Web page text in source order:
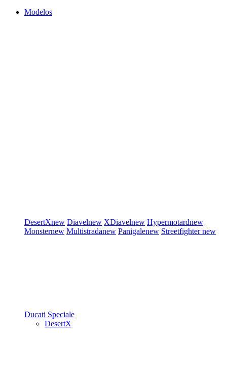
Modelos
DesertXnew Diavelnew XDiavelnew Hypermotardnew
Monsternew Multistradanew Panigalenew Streetfighternew
Ducati Speciale
DesertX